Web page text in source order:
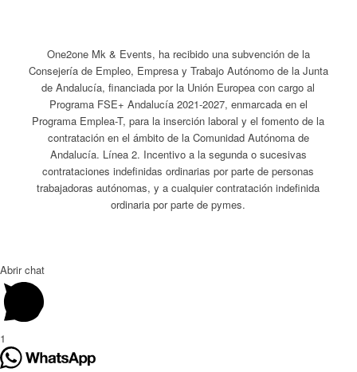
One2one Mk & Events, ha recibido una subvención de la
Consejería de Empleo, Empresa y Trabajo Autónomo de la Junta
de Andalucía, financiada por la Unión Europea con cargo al
Programa FSE+ Andalucía 2021-2027, enmarcada en el
Programa Emplea-T, para la inserción laboral y el fomento de la
contratación en el ámbito de la Comunidad Autónoma de
Andalucía. Línea 2. Incentivo a la segunda o sucesivas
contrataciones indefinidas ordinarias por parte de personas
trabajadoras autónomas, y a cualquier contratación indefinida
ordinaria por parte de pymes.
Abrir chat
1